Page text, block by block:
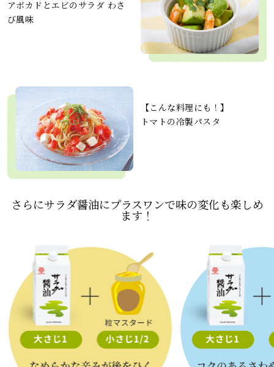
アボカドとエビのサラダ わさ
び風味
【こんな料理にも！】
トマトの冷製パスタ
さらにサラダ醤油にプラスワンで味の変化も楽しめ
ます！